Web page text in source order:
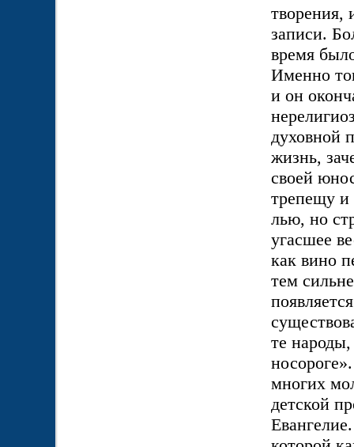
творения,
записи.
время
Именно
и он
духовной
жизнь,
своей
трепещу и
лью, но
угасшее
как вино
тем
те
многих
детской